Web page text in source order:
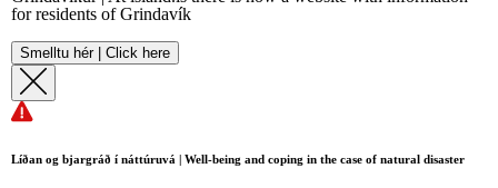
for residents of Grindavík
Smelltu hér | Click here
Líðan og bjargráð í náttúruvá | Well-being and coping in the case of natural disaster